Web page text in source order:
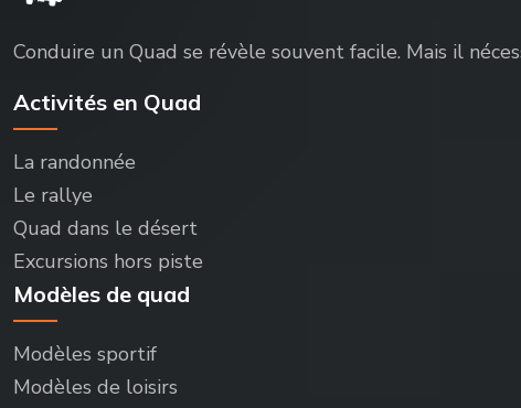
Conduire un Quad se révèle souvent facile. Mais il
Activités en Quad
La randonnée
Le rallye
Quad dans le désert
Excursions hors piste
Modèles de quad
Modèles sportif
Modèles de loisirs